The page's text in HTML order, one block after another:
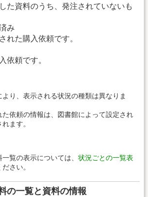
た資料のうち、発注されていないも
み
れた購入依頼です。
依頼です。
より、表示される状況の種類は異なりま
た依頼の情報は、図書館によって設定され
ます。
覧の表示については、 状況ごとの一覧表
さい。
の一覧と資料の情報